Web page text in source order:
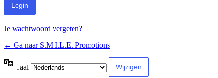
Je wachtwoord vergeten?
← Ga naar S.M.I.L.E. Promotions
Taal